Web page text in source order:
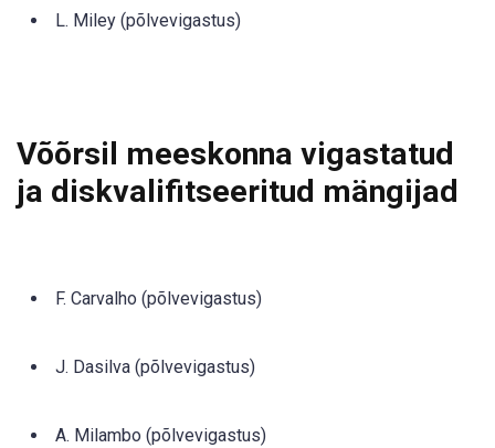
L. Miley (põlvevigastus)
Võõrsil meeskonna vigastatud
ja diskvalifitseeritud mängijad
F. Carvalho (põlvevigastus)
J. Dasilva (põlvevigastus)
A. Milambo (põlvevigastus)